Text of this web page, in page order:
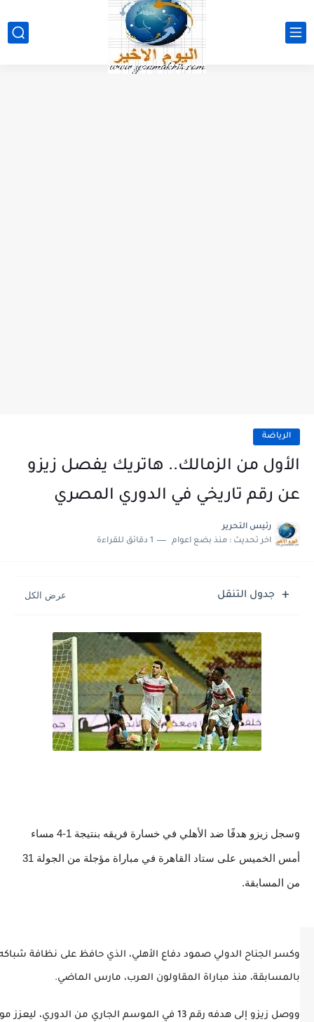
الرياضة
الأول من الزمالك.. هاتريك يفصل زيزو
عن رقم تاريخي في الدوري المصري
رئيس التحرير
اخر تحديث : منذ بضع اعوام 1 دقائق للقراءة
جدول التنقل
و سجل زيزو هدفًا ضد الأهلي في خسارة فريقه بنتيجة 1-4 مساء
أمس الخميس على ستاد القاهرة في مباراة مؤجلة من الجولة 31
من المسابقة.
بالمسابقة، منذ مباراة المقاولون العرب، مارس الماضي.
ووصل زيزو إلى هدفه رقم 13 في الموسم الجاري من